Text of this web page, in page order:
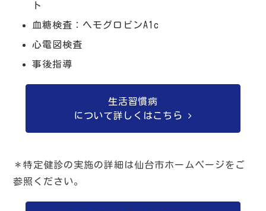
ト
血糖検査：ヘモグロビンA1c
心電図検査
事後指導
生活習慣病
について詳しくはこちら
＊特定健診の実施の詳細は仙台市ホームページをご
参照ください。